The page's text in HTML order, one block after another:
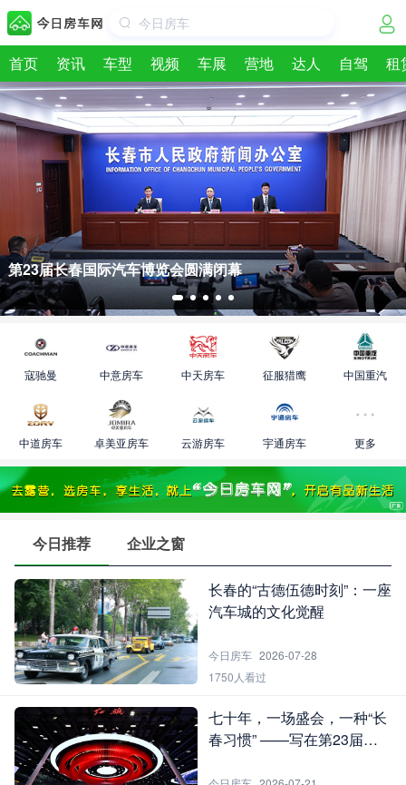
今日房车
首页 资讯 车型 视频 车展 营地 达人 自驾 租
七十年，一场盛会，一种“长春习惯” ——写在第23届长春国
际汽车博览会之后
寇驰曼 中意房车 中天房车 征服猎鹰 中国重汽
中道房车 卓美亚房车 云游房车 宇通房车 更多
今日推荐 企业之窗
长春的“古德伍德时刻”：一座
汽车城的文化觉醒
今日房车 2026-07-28
1750人看过
七十年，一场盛会，一种“长
春习惯” ——写在第23届长